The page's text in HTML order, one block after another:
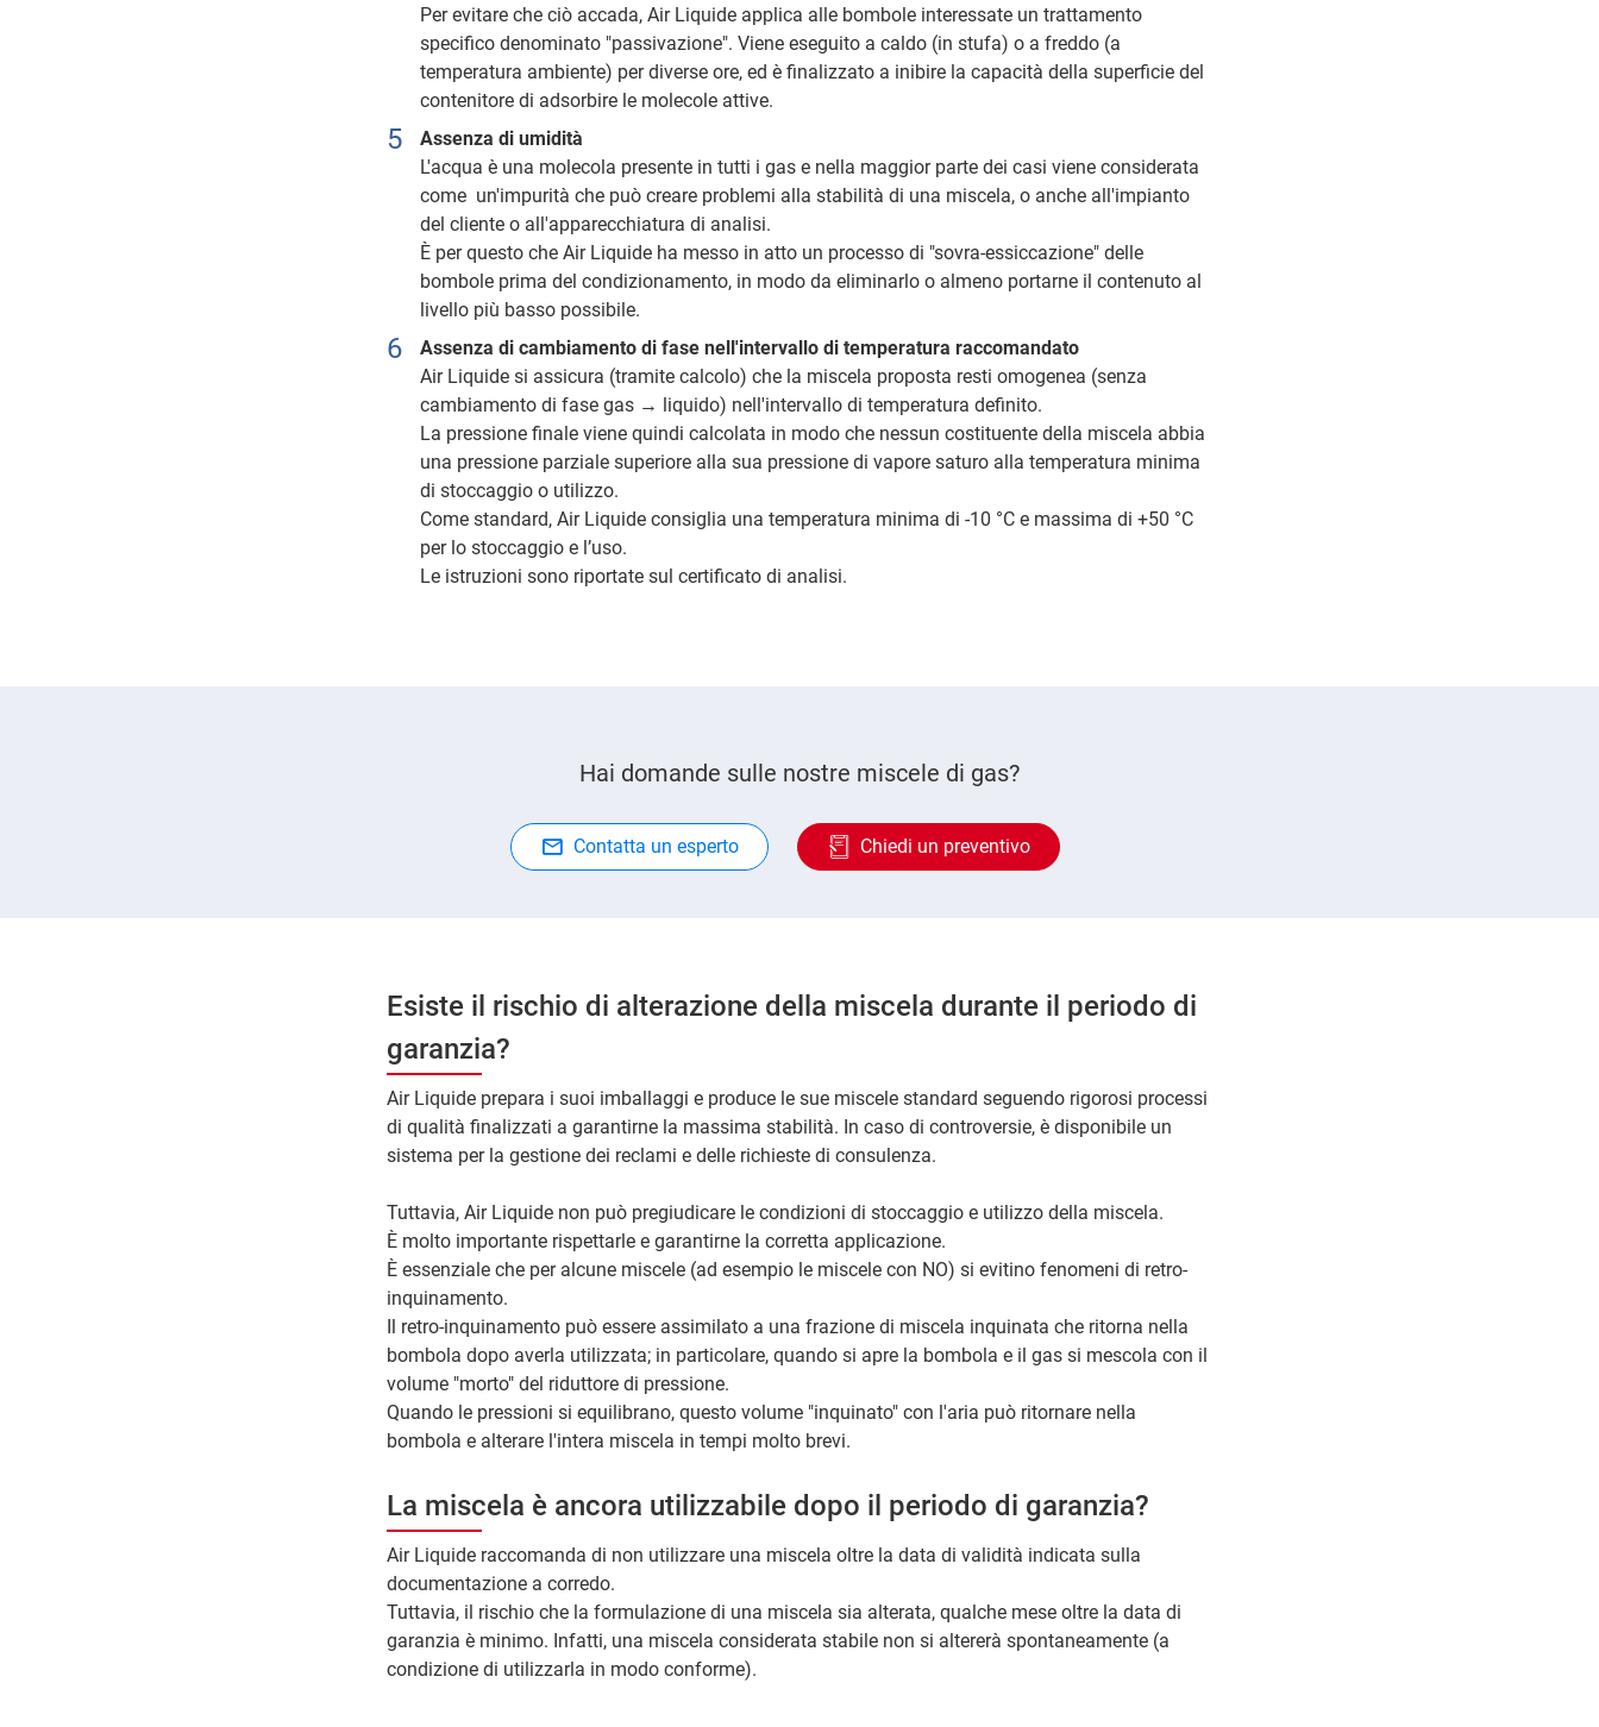
Per evitare che ciò accada, Air Liquide applica alle bombole interessate un trattamento
specifico denominato "passivazione". Viene eseguito a caldo (in stufa) o a freddo (a
temperatura ambiente) per diverse ore, ed è finalizzato a inibire la capacità della superficie del
contenitore di adsorbire le molecole attive.
Assenza di umidità
L'acqua è una molecola presente in tutti i gas e nella maggior parte dei casi viene considerata
come un'impurità che può creare problemi alla stabilità di una miscela, o anche all'impianto
del cliente o all'apparecchiatura di analisi.
È per questo che Air Liquide ha messo in atto un processo di "sovra-essiccazione" delle
bombole prima del condizionamento, in modo da eliminarlo o almeno portarne il contenuto al
livello più basso possibile.
Assenza di cambiamento di fase nell'intervallo di temperatura raccomandato
Air Liquide si assicura (tramite calcolo) che la miscela proposta resti omogenea (senza
cambiamento di fase gas → liquido) nell'intervallo di temperatura definito.
La pressione finale viene quindi calcolata in modo che nessun costituente della miscela abbia
una pressione parziale superiore alla sua pressione di vapore saturo alla temperatura minima
di stoccaggio o utilizzo.
Come standard, Air Liquide consiglia una temperatura minima di -10 °C e massima di +50 °C
per lo stoccaggio e l’uso.
Le istruzioni sono riportate sul certificato di analisi.
Hai domande sulle nostre miscele di gas?
Contatta un esperto Chiedi un preventivo
Esiste il rischio di alterazione della miscela durante il periodo di
garanzia?
Air Liquide prepara i suoi imballaggi e produce le sue miscele standard seguendo rigorosi processi
di qualità finalizzati a garantirne la massima stabilità. In caso di controversie, è disponibile un
sistema per la gestione dei reclami e delle richieste di consulenza.
Tuttavia, Air Liquide non può pregiudicare le condizioni di stoccaggio e utilizzo della miscela.
È molto importante rispettarle e garantirne la corretta applicazione.
È essenziale che per alcune miscele (ad esempio le miscele con NO) si evitino fenomeni di retro-
inquinamento.
Il retro-inquinamento può essere assimilato a una frazione di miscela inquinata che ritorna nella
bombola dopo averla utilizzata; in particolare, quando si apre la bombola e il gas si mescola con il
volume "morto" del riduttore di pressione.
Quando le pressioni si equilibrano, questo volume "inquinato" con l'aria può ritornare nella
bombola e alterare l'intera miscela in tempi molto brevi.
La miscela è ancora utilizzabile dopo il periodo di garanzia?
Air Liquide raccomanda di non utilizzare una miscela oltre la data di validità indicata sulla
documentazione a corredo.
Tuttavia, il rischio che la formulazione di una miscela sia alterata, qualche mese oltre la data di
garanzia è minimo. Infatti, una miscela considerata stabile non si altererà spontaneamente (a
condizione di utilizzarla in modo conforme).